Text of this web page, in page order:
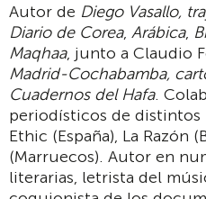
Autor de Diego Vasallo,
Diario de Corea, Arábica,
Maqhaa, junto a Claudio
Madrid-Cochabamba,
Cuadernos del Hafa.
periodísticos de distintos
Ethic (España), La Razón
(Marruecos). Autor en
literarias, letrista del